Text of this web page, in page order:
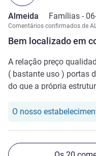
Bem localizado em
Almeida Famílias -
Comentários confirmados de
A relação preço
( bastante uso ) portas
do que a própria
O nosso